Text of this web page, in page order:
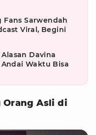
Fans Sarwendah
Viral, Begini
Davina
Waktu Bisa
Orang Asli di